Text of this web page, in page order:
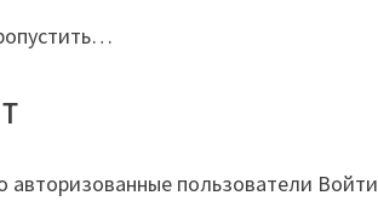
авторизованные пользователи Войти